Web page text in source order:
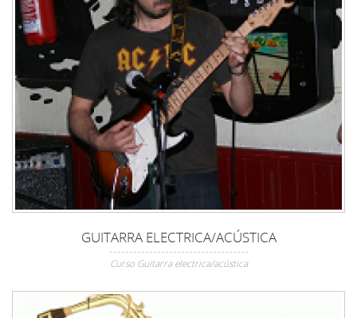
GUITARRA ELECTRICA/ACÚSTICA
Curso Guitarra electrica/acústica